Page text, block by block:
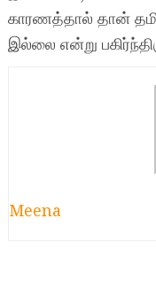
காரணத்தால் தான்
இல்லை என்று
Meena